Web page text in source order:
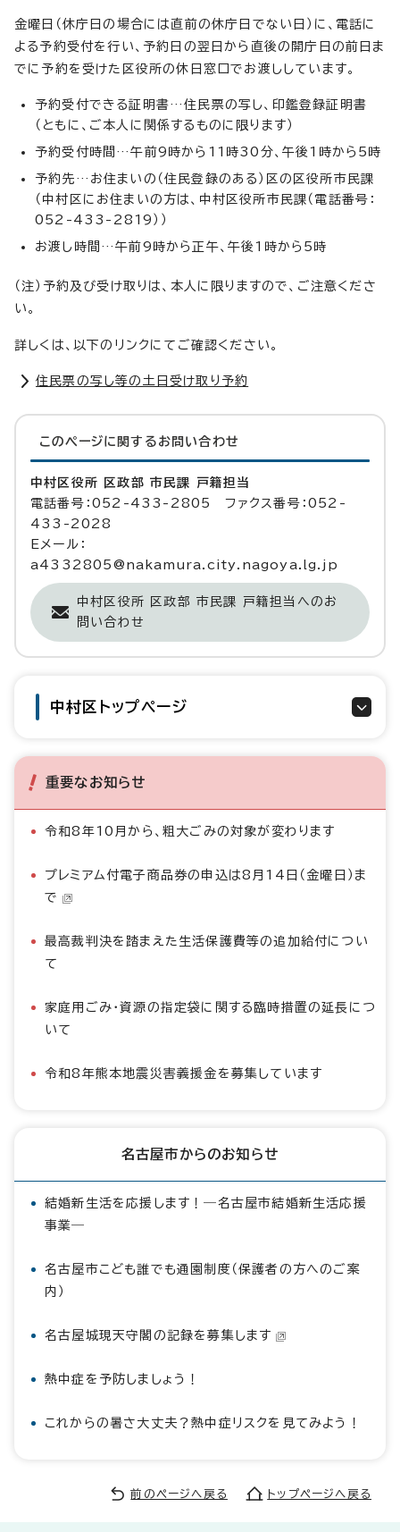
金曜日（休庁日の場合には直前の休庁日でない日）に、電話に
よる予約受付を行い、予約日の翌日から直後の開庁日の前日ま
でに予約を受けた区役所の休日窓口でお渡ししています。
予約受付できる証明書…住民票の写し、印鑑登録証明書
（ともに、ご本人に関係するものに限ります）
予約受付時間…午前9時から11時30分、午後1時から5時
予約先…お住まいの（住民登録のある）区の区役所市民課
（中村区にお住まいの方は、中村区役所市民課（電話番号：
052-433-2819））
お渡し時間…午前9時から正午、午後1時から5時
（注）予約及び受け取りは、本人に限りますので、ご注意くださ
い。
詳しくは、以下のリンクにてご確認ください。
住民票の写し等の土日受け取り予約
このページに関する お問い合わせ
中村区役所 区政部 市民課 戸籍担当
電話番号：052-433-2805 ファクス番号：052-
433-2028
Eメール：
a4332805@nakamura.city.nagoya.lg.jp
中村区役所 区政部 市民課 戸籍担当へのお
問い合わせ
中村区トップページ
重要なお知らせ
令和8年10月から、粗大ごみの対象が変わります
プレミアム付電子商品券の申込は8月14日（金曜日）ま
で
最高裁判決を踏まえた生活保護費等の追加給付につい
て
家庭用ごみ・資源の指定袋に関する臨時措置の延長につ
いて
令和8年熊本地震災害義援金を募集しています
名古屋市からのお知らせ
結婚新生活を応援します！―名古屋市結婚新生活応援
事業―
名古屋市こども誰でも通園制度（保護者の方へのご案
内）
名古屋城現天守閣の記録を募集します
熱中症を予防しましょう！
これからの暑さ大丈夫？熱中症リスクを見てみよう！
前のページへ戻る トップページへ戻る